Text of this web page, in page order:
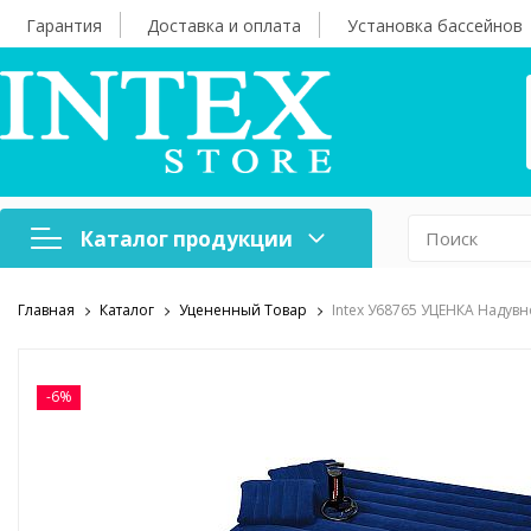
Гарантия Доставка и оплата Установка бассейнов
Каталог продукции
Надувная мебель
Главная Каталог Уцененный Товар Intex У68765 УЦЕНКА
-6%